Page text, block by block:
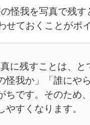
怪我を写真で残
せておくことがポ
に残すことは、と
怪我か」「誰にや
ちです。そのため
すくなります。